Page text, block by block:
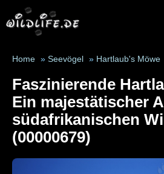
Home » Seevögel » Hartlaub's Möwe
Faszinierende
Ein majestätischer
südafrikanischen
(00000679)